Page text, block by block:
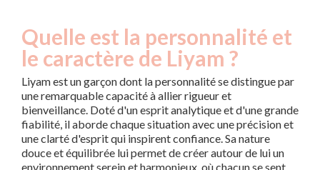
Quelle est la personnalité et
le caractère de Liyam ?
Liyam est un garçon dont la personnalité se distingue par
une remarquable capacité à allier rigueur et
bienveillance. Doté d'un esprit analytique et d'une grande
fiabilité, il aborde chaque situation avec une précision et
une clarté d'esprit qui inspirent confiance. Sa nature
douce et équilibrée lui permet de créer autour de lui un
environnement serein et harmonieux, où chacun se sent